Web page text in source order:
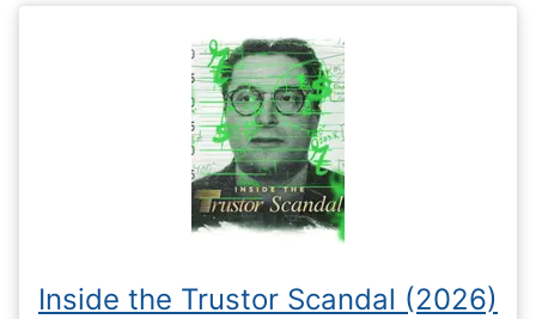
Inside the Trustor Scandal (2026)